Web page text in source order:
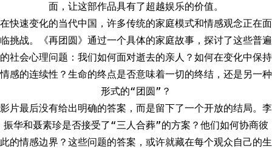
面，让这部作品具有了超越娱乐的价值。
在快速变化的当代中国，许多传统的家庭模式和情感观念正在面
临挑战。《再团圆》通过一个具体的家庭故事，探讨了这些普遍
的社会心理问题：我们如何面对逝去的亲人？如何在变化中保持
情感的连续性？生命的终点是否意味着一切的终结，还是另一种
形式的“团圆”？
影片最后没有给出明确的答案，而是留下了一个开放的结局。李
振华和聂素珍是否接受了“三人合葬”的方案？他们如何协商彼
此的情感边界？这些问题的答案，或许就藏在每个观众自己的生